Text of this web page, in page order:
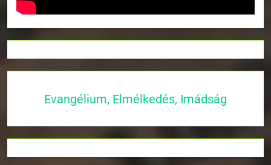
Evangélium, Elmélkedés, Imádság